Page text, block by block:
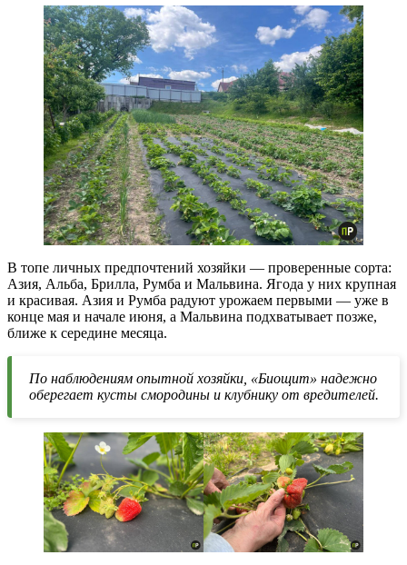
В топе личных предпочтений хозяйки — проверенные сорта:
Азия, Альба, Брилла, Румба и Мальвина. Ягода у них крупная
и красивая. Азия и Румба радуют урожаем первыми — уже в
конце мая и начале июня, а Мальвина подхватывает позже,
ближе к середине месяца.
По наблюдениям опытной хозяйки, «Биощит» надежно
оберегает кусты смородины и клубнику от вредителей.